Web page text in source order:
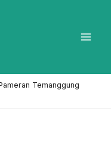
Temanggung